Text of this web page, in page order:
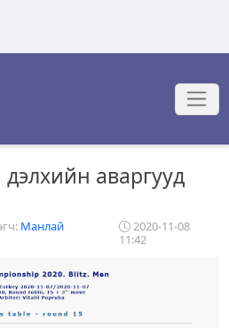
аваргууд
Манлай
2020-11-08
11:42